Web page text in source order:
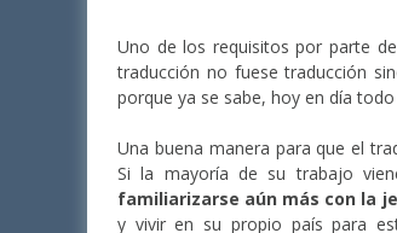
Uno de los requisitos por parte
traducción no fuese traducción
porque ya se sabe, hoy en día
Una buena manera para que el
Si la mayoría de su trabajo
familiarizarse aún más con la
y vivir en su propio país para